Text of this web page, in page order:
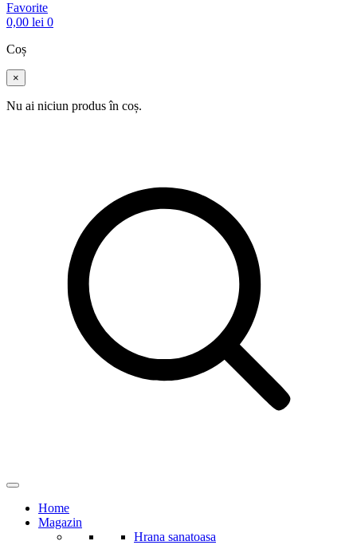
Favorite
0,00 lei 0
Coș
×
Nu ai niciun produs în coș.
Home
Magazin
Hrana sanatoasa